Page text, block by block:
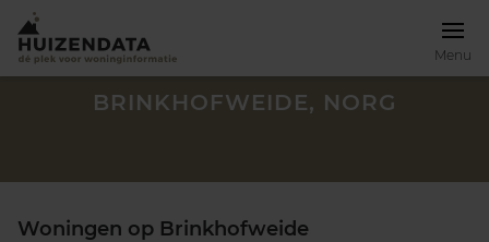
Menu
BRINKHOFWEIDE, NORG
Woningen op Brinkhofweide